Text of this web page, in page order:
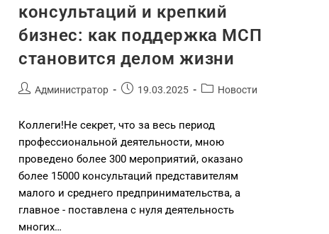
консультаций и крепкий
бизнес: как поддержка МСП
становится делом жизни
Администратор 19.03.2025 Новости
Коллеги!Не секрет, что за весь период
профессиональной деятельности, мною
проведено более 300 мероприятий, оказано
более 15000 консультаций представителям
малого и среднего предпринимательства, а
главное - поставлена с нуля деятельность
многих…